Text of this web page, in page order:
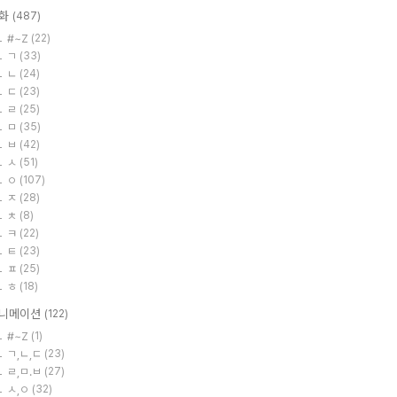
(487)
#~Z (22)
ㄱ (33)
ㄴ (24)
ㄷ (23)
ㄹ (25)
ㅁ (35)
ㅂ (42)
ㅅ (51)
ㅇ (107)
ㅈ (28)
ㅊ (8)
ㅋ (22)
ㅌ (23)
ㅍ (25)
ㅎ (18)
메이션 (122)
#~Z (1)
ㄱ,ㄴ,ㄷ (23)
ㄹ,ㅁ.ㅂ (27)
ㅅ,ㅇ (32)